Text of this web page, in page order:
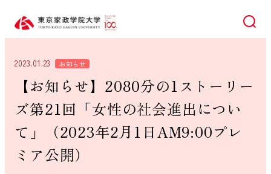
検索
2023.01.23 お知らせ
【お知らせ】2080分の1ストーリー
ズ第21回「女性の社会進出につい
て」（2023年2月1日AM9:00プレ
ミア公開）